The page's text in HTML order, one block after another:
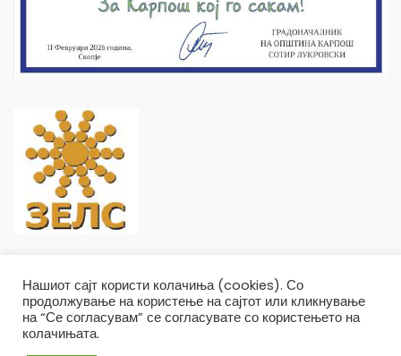
Нашиот сајт користи колачиња (cookies). Со
продолжување на користење на сајтот или кликнување
на “Се согласувам” се согласувате со користењето на
колачињата.